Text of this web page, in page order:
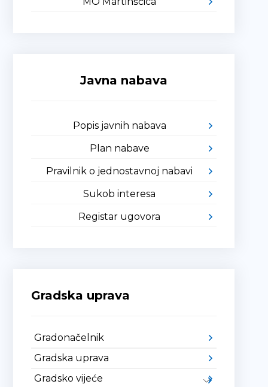
Javna nabava
Popis javnih nabava
Plan nabave
Pravilnik o jednostavnoj nabavi
Sukob interesa
Registar ugovora
Gradska uprava
Gradonačelnik
Gradska uprava
Gradsko vijeće